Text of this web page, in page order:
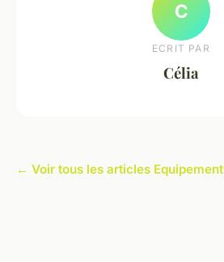
C
ECRIT PAR
Célia
← Voir tous les articles Equipement